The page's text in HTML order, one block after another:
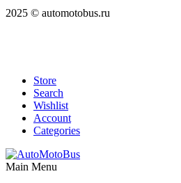
2025 © automotobus.ru
Store
Search
Wishlist
Account
Categories
Main Menu